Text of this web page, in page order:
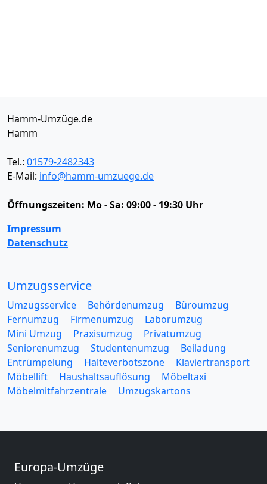
Hamm-Umzüge.de
Hamm
Tel.: 01579-2482343
E-Mail: info@hamm-umzuege.de
Öffnungszeiten: Mo - Sa: 09:00 - 19:30 Uhr
Impressum
Datenschutz
Umzugsservice
Umzugsservice Behördenumzug
Büroumzug
Fernumzug
Firmenumzug
Laborumzug
Mini Umzug
Praxisumzug
Privatumzug
Seniorenumzug
Studentenumzug
Beiladung
Entrümpelung
Halteverbotszone
Klaviertransport
Möbellift
Haushaltsauflösung
Möbeltaxi
Möbelmitfahrzentrale
Umzugskartons
Europa-Umzüge